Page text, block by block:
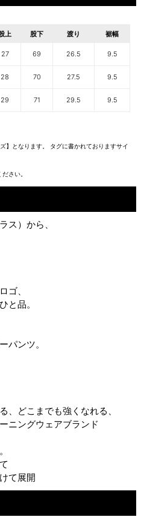
上 股下 渡り 裾幅
27 69 26.5 9.5
28 70 27.5 9.5
29 71 29.5 9.5
】となります。 タグに書かれておりますサイ
さい。
ス）から、
ゴ、
と品。
パンツ。
、どこまでも強くなれる、
ニングウェアブランド
て展開